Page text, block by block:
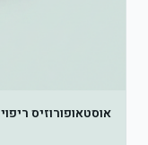
אוסטאופורוזיס